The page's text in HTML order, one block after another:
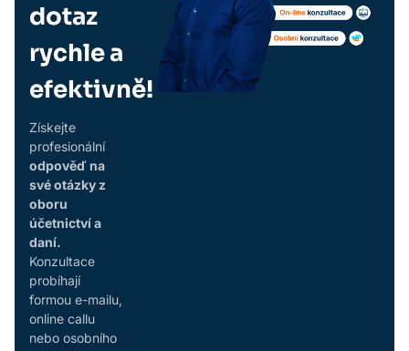
dotaz
rychle a
efektivně!
Získejte
profesionální
odpověď na
své otázky z
oboru
účetnictví a
daní.
Konzultace
probíhají
formou e-mailu,
online callu
nebo osobního